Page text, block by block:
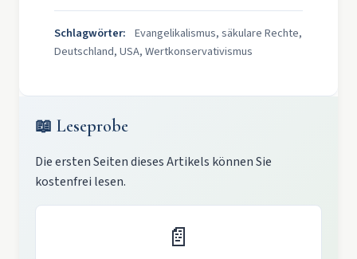
Schlagwörter: Evangelikalismus, säkulare Rechte,
Deutschland, USA, Wertkonservativismus
📖 Leseprobe
Die ersten Seiten dieses Artikels können Sie
kostenfrei lesen.
📄